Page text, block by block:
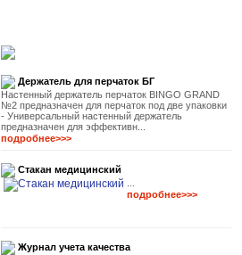
Держатель для перчаток БГ
Настенный держатель перчаток BINGO GRAND
№2 предназначен для перчаток под две упаковки
- Универсальный настенный держатель
предназначен для эффективн...
подробнее>>>
Стакан медицинский
подробнее>>>
Журнал учета качества